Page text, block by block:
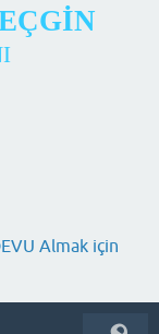
Almak için